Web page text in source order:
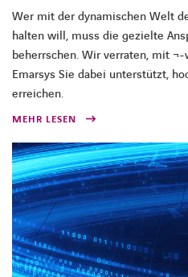
Wer mit der dynamischen Welt
halten will, muss die gezielte
beherrschen. Wir verraten, mit ¬-
Emarsys Sie dabei unterstützt,
erreichen.
MEHR LESEN